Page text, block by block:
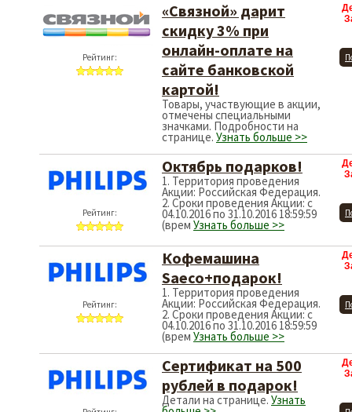
Рейтинг:
«Связной» дарит
скидку 3% при
онлайн-оплате на
сайте банковской
картой!
Товары, участвующие в акции,
отмечены специальными
значками. Подробности на
странице. Узнать больше >>
Рейтинг:
Октябрь подарков!
1. Территория проведения
Акции: Российская Федерация.
2. Сроки проведения Акции: с
04.10.2016 по 31.10.2016 18:59:59
(врем Узнать больше >>
Рейтинг:
Кофемашина
Saeco+подарок!
1. Территория проведения
Акции: Российская Федерация.
2. Сроки проведения Акции: с
04.10.2016 по 31.10.2016 18:59:59
(врем Узнать больше >>
Сертификат на 500
рублей в подарок!
Детали на странице. Узнать